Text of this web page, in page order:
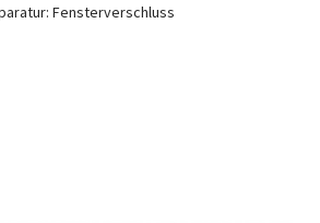
Fensterverschluss